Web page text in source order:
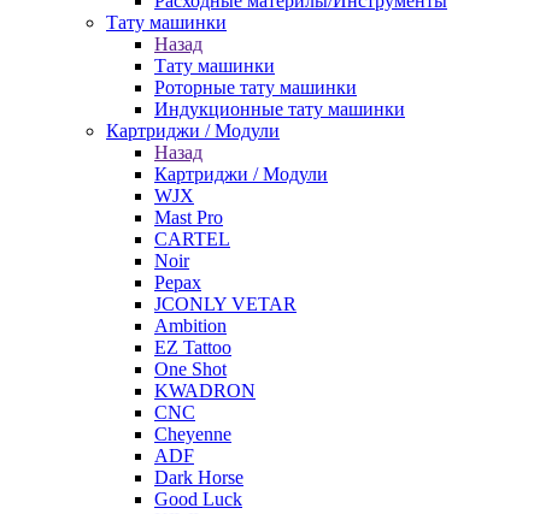
Тату машинки
Назад
Тату машинки
Роторные тату машинки
Индукционные тату машинки
Картриджи / Модули
Назад
Картриджи / Модули
WJX
Mast Pro
CARTEL
Noir
Pepax
JCONLY VETAR
Ambition
EZ Tattoo
One Shot
KWADRON
CNC
Cheyenne
ADF
Dark Horse
Good Luck